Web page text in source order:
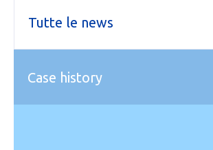
Tutte le news
Case history